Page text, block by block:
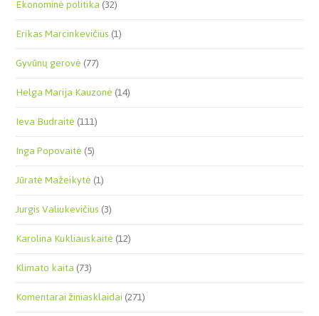
Ekonominė politika(32)
Erikas Marcinkevičius(1)
Gyvūnų gerovė(77)
Helga Marija Kauzonė(14)
Ieva Budraitė(111)
Inga Popovaitė(5)
Jūratė Mažeikytė(1)
Jurgis Valiukevičius(3)
Karolina Kukliauskaitė(12)
Klimato kaita(73)
Komentarai žiniasklaidai(271)